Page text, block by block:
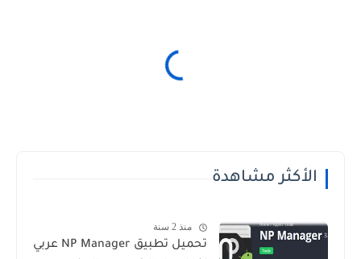
الأكثر مشاهدة
منذ 2 سنة
تحميل تطبيق NP Manager عربي